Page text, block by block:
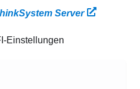
Server
Einstellungen